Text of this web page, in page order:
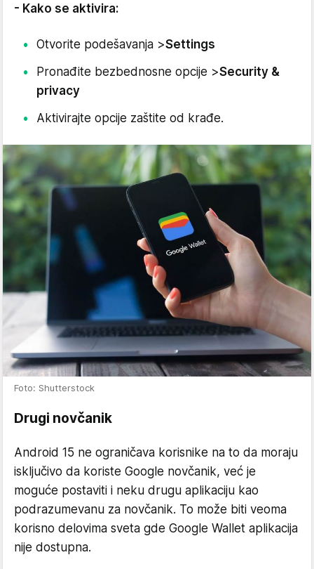
- Kako se aktivira:
Otvorite podešavanja >Settings
Pronađite bezbednosne opcije >Security &
privacy
Aktivirajte opcije zaštite od krađe.
Foto: Shutterstock
Drugi novčanik
Android 15 ne ograničava korisnike na to da moraju
isključivo da koriste Google novčanik, već je
moguće postaviti i neku drugu aplikaciju kao
podrazumevanu za novčanik. To može biti veoma
korisno delovima sveta gde Google Wallet aplikacija
nije dostupna.